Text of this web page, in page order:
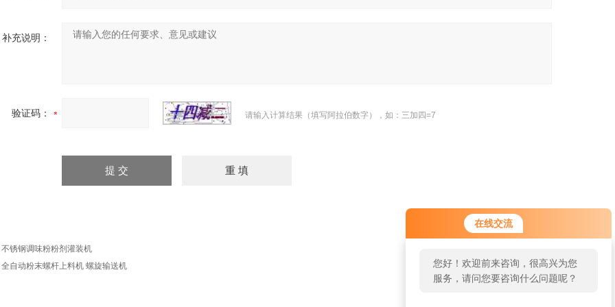
在线交流
您好！欢迎前来咨询，很高兴为您
服务，请问您要咨询什么问题呢？
补充说明：
验证码： 请输入计算结果（填写阿拉伯数字），如：三加四=7
不锈钢调味粉粉剂灌装机
全自动粉末螺杆上料机 螺旋输送机